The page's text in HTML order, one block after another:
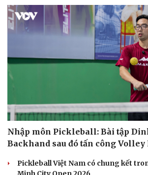
Nhập môn Pickleball: Bài tập
Backhand sau đó tấn công Volley
Pickleball Việt Nam có chung kết